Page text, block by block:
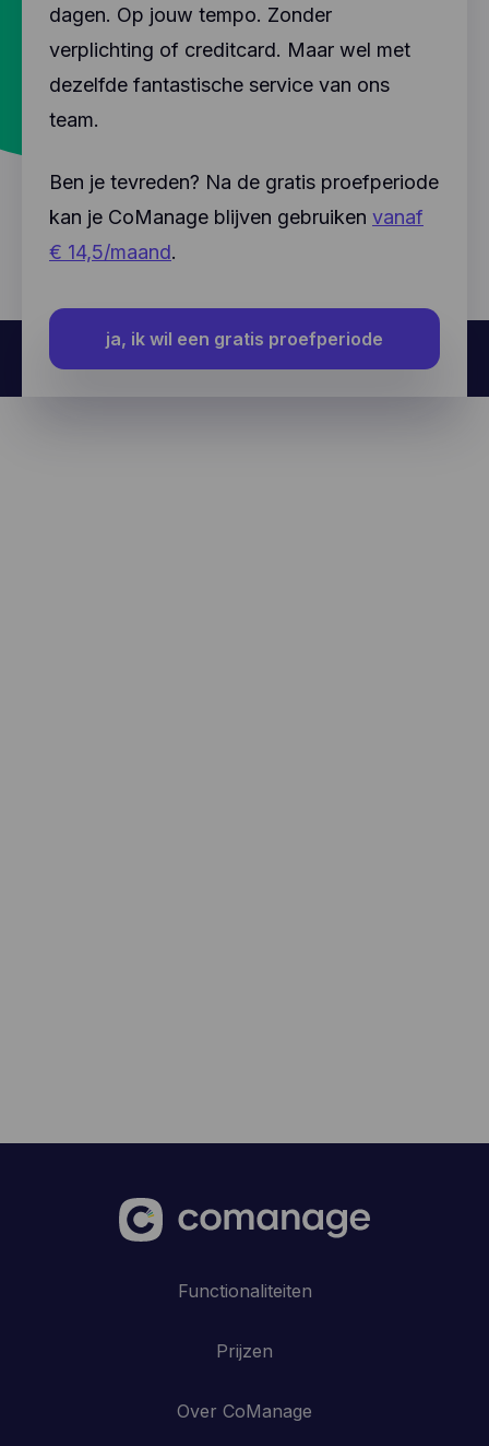
dagen. Op jouw tempo. Zonder
verplichting of creditcard. Maar wel met
dezelfde fantastische service van ons
team.
Ben je tevreden? Na de gratis proefperiode
kan je CoManage blijven gebruiken vanaf
€ 14,5/maand.
ja, ik wil een gratis proefperiode
Functionaliteiten
Prijzen
Over CoManage